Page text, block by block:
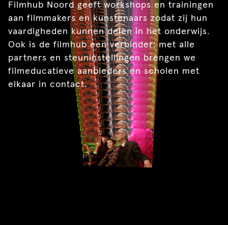
Filmhub Noord geeft workshops en trainingen
aan filmmakers en kunstenaars zodat zij hun
vaardigheden kunnen delen in het onderwijs.
Ook is de filmhub een verbinder: met alle
partners en steuninstellingen brengen we
filmeducatieve aanbieders en scholen met
elkaar in contact.